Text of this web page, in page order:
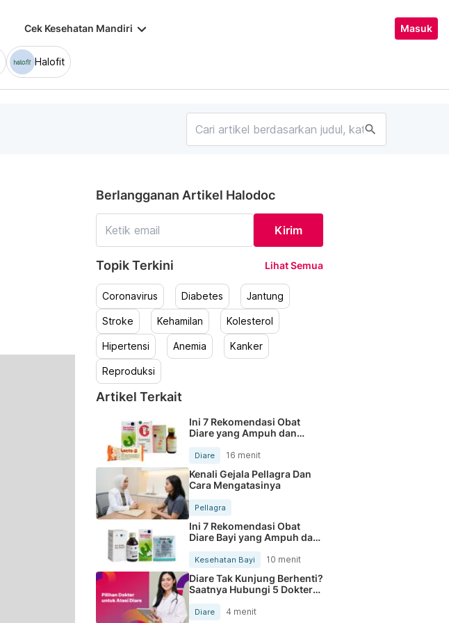
Cek Kesehatan Mandiri keyboard_arrow_down Masuk
Halofit
search
Berlangganan Artikel Halodoc
Kirim
Topik Terkini Lihat Semua
Coronavirus Diabetes Jantung
Stroke Kehamilan Kolesterol
Hipertensi Anemia Kanker
Reproduksi
Artikel Terkait
Ini 7 Rekomendasi Obat
Diare yang Ampuh dan
Diare 16 menit
Kenali Gejala Pellagra Dan
Cara Mengatasinya
Pellagra
Ini 7 Rekomendasi Obat
Diare Bayi yang Ampuh dan
Kesehatan Bayi 10 menit
Diare Tak Kunjung Berhenti?
Saatnya Hubungi 5 Dokter
Diare 4 menit